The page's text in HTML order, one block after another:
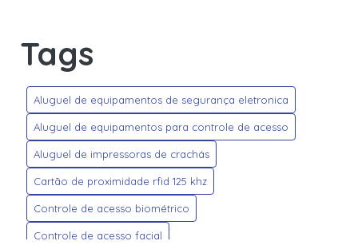
Crachás Personalizados: Dicas para Criar Modelos que
Credenciais HID Global: segurança e tecnologia para o
controle de acesso moderno
Credencial HID Mobile Access: a nova era do controle de
acesso digital
Empresa de Controle de Acesso: Transformando a
Segurança do Seu Negócio
Tags
Aluguel de equipamentos de segurança eletronica
Aluguel de equipamentos para controle de acesso
Aluguel de impressoras de crachás
Cartão de proximidade rfid 125 khz
Controle de acesso biométrico
Controle de acesso facial